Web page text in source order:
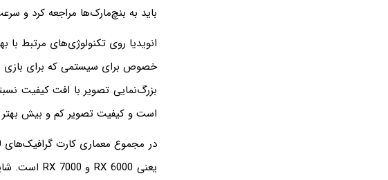
باید به بنچ‌مارک‌ها مراجعه کرد و
انویدیا روی تکنولوژی‌های مرتبط
است و کیفیت تصویر کم و بیش